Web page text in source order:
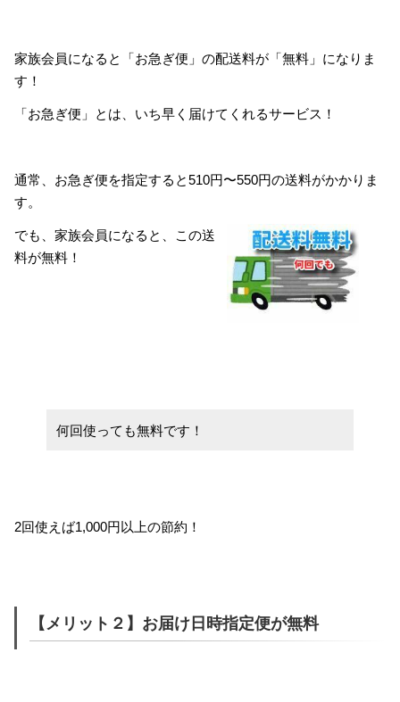
家族会員になると「お急ぎ便」の配送料が「無料」になりま
す！
「お急ぎ便」とは、いち早く届けてくれるサービス！
通常、お急ぎ便を指定すると510円〜550円の送料がかかりま
す。
でも、家族会員になると、この送
料が無料！
何回使っても無料です！
2回使えば1,000円以上の節約！
【メリット２】お届け日時指定便が無料